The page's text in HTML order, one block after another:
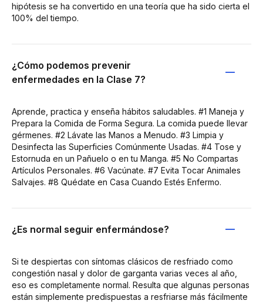
hipótesis se ha convertido en una teoría que ha sido cierta el
100% del tiempo.
¿Cómo podemos prevenir
enfermedades en la Clase 7?
Aprende, practica y enseña hábitos saludables. #1 Maneja y
Prepara la Comida de Forma Segura. La comida puede llevar
gérmenes. #2 Lávate las Manos a Menudo. #3 Limpia y
Desinfecta las Superficies Comúnmente Usadas. #4 Tose y
Estornuda en un Pañuelo o en tu Manga. #5 No Compartas
Artículos Personales. #6 Vacúnate. #7 Evita Tocar Animales
Salvajes. #8 Quédate en Casa Cuando Estés Enfermo.
¿Es normal seguir enfermándose?
Si te despiertas con síntomas clásicos de resfriado como
congestión nasal y dolor de garganta varias veces al año,
eso es completamente normal. Resulta que algunas personas
están simplemente predispuestas a resfriarse más fácilmente